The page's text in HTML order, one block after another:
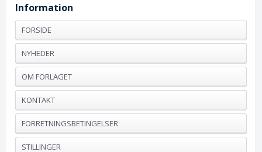
Information
FORSIDE
NYHEDER
OM FORLAGET
KONTAKT
FORRETNINGSBETINGELSER
STILLINGER